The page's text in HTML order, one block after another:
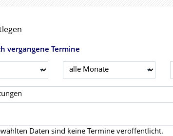
vergangene Termine
Monat wählen
Daten sind keine Termine veröffentlicht.